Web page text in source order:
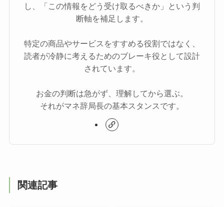
し、「この情報をどう受け取るべきか」という判
断軸を補足します。
特定の商品やサービスをすすめる役割ではなく、
読者が冷静に考えるためのブレーキ役として設計
されています。
お金の判断は急がず、理解してから選ぶ。
それがマネ辞局長の基本スタンスです。
関連記事